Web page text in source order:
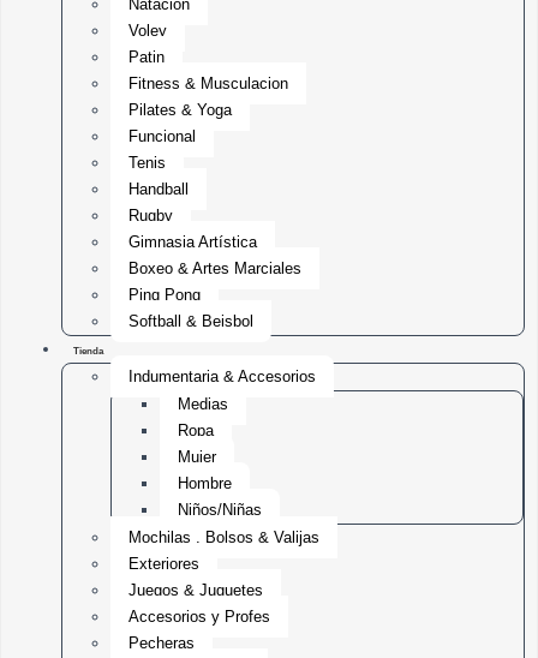
Natación
Voley
Patin
Fitness & Musculacion
Pilates & Yoga
Funcional
Tenis
Handball
Rugby
Gimnasia Artística
Boxeo & Artes Marciales
Ping Pong
Softball & Beisbol
Tienda
Indumentaria & Accesorios
Medias
Ropa
Mujer
Hombre
Niños/Niñas
Mochilas , Bolsos & Valijas
Exteriores
Juegos & Juguetes
Accesorios y Profes
Pecheras